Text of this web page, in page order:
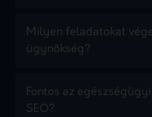
Milyen feladatokat
ügynökség?
Fontos az
SEO?